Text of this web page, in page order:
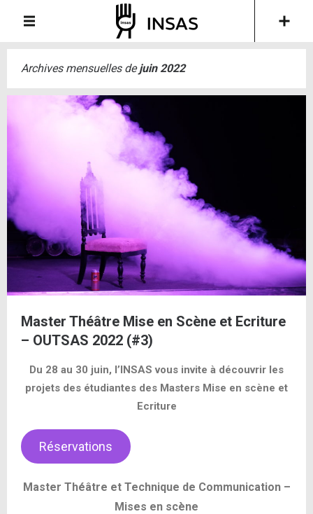
Archives mensuelles dejuin 2022
Master Théâtre Mise en Scène et Ecriture
– OUTSAS 2022 (#3)
Du 28 au 30 juin, l’INSAS vous invite à découvrir les
projets des étudiantes des Masters Mise en scène et
Ecriture
Réservations
Master Théâtre et Technique de Communication –
Mises en scène